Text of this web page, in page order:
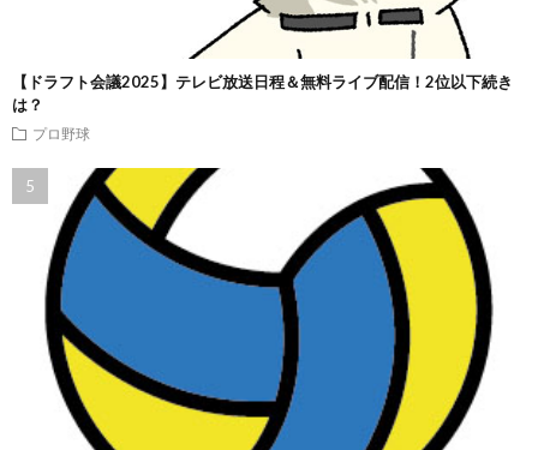
【ドラフト会議2025】テレビ放送日程＆無料ライブ配信！2位以下続き
は？
プロ野球